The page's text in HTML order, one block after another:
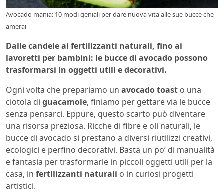
Avocado mania: 10 modi geniali per dare nuova vita alle sue bucce che
amerai
Dalle candele ai fertilizzanti naturali, fino ai
lavoretti per bambini: le bucce di avocado possono
trasformarsi in oggetti utili e decorativi.
Ogni volta che prepariamo un avocado toast o una
ciotola di guacamole, finiamo per gettare via le bucce
senza pensarci. Eppure, questo scarto può diventare
una risorsa preziosa. Ricche di fibre e oli naturali, le
bucce di avocado si prestano a diversi riutilizzi creativi,
ecologici e perfino decorativi. Basta un po’ di manualità
e fantasia per trasformarle in piccoli oggetti utili per la
casa, in fertilizzanti naturali o in curiosi progetti
artistici.